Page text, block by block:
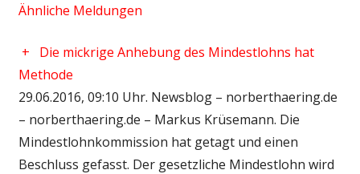
Ähnliche Meldungen
+
Die mickrige Anhebung des Mindestlohns hat
Methode
29.06.2016, 09:10 Uhr. Newsblog – norberthaering.de
– norberthaering.de – Markus Krüsemann. Die
Mindestlohnkommission hat getagt und einen
Beschluss gefasst. Der gesetzliche Mindestlohn wird